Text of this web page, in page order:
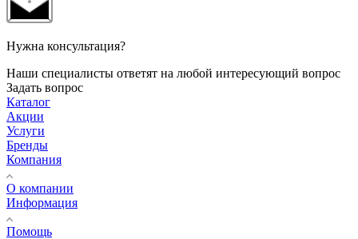
Нужна консультация?
Наши специалисты ответят на любой интересующий вопрос
Задать вопрос
Каталог
Акции
Услуги
Бренды
Компания
О компании
Информация
Помощь